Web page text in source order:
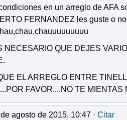
en un arreglo de AFA
FERNANDEZ les guste o
NECESARIO QUE DEJES
EL ARREGLO ENTRE
FAVOR....NO TE MIENTAS
agosto de 2015, 10:47 · Citar